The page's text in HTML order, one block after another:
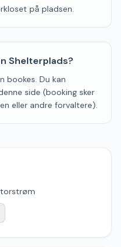
på pladsen.
Shelterplads?
bookes. Du kan
side (booking sker
eller andre forvaltere).